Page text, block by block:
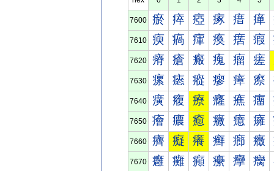
7600 瘀 瘁 瘂 瘃 瘄 瘅
7610 瘐 瘑 瘒 瘓 瘔 瘕
7620 瘠 瘡 瘢 瘣 瘤 瘥
7630 瘰 瘱 瘲 瘳 瘴 瘵
7640 癀 癁 療 癃 癄 癅
7650 癐 癑 癒 癓 癔 癕
7660 癠 癡 癢 癣 癤 癥
7670 癰 癱 癲 癳 癴 癵